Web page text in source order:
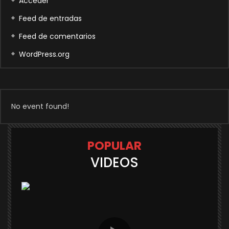
Feed de entradas
Feed de comentarios
WordPress.org
No event found!
POPULAR
VIDEOS